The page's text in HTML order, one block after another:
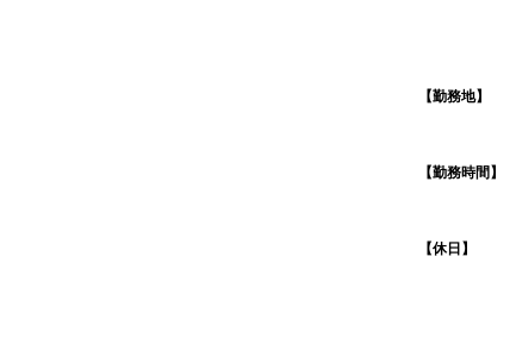
【勤務地】
【勤務時間】
【休日】